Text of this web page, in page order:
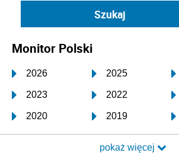
Monitor Polski
2026 2025
2023 2022
2020 2019
2017 2016
pokaż więcej